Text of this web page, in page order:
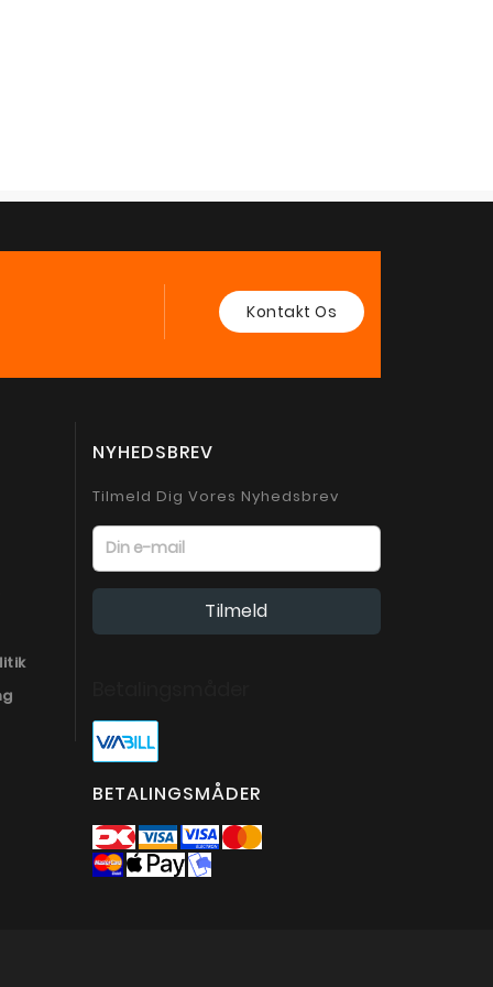
Kontakt Os
NYHEDSBREV
Tilmeld Dig Vores Nyhedsbrev
BETALINGSMÅDER